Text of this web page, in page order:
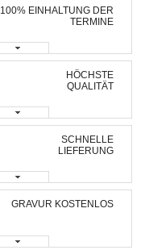
100% EINHALTUNG DER
TERMINE
HÖCHSTE
QUALITÄT
SCHNELLE
LIEFERUNG
GRAVUR KOSTENLOS